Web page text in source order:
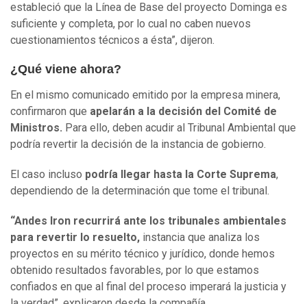
estableció que la Línea de Base del proyecto Dominga es
suficiente y completa, por lo cual no caben nuevos
cuestionamientos técnicos a ésta”, dijeron.
¿Qué viene ahora?
En el mismo comunicado emitido por la empresa minera,
confirmaron que apelarán a la decisión del Comité de
Ministros. Para ello, deben acudir al Tribunal Ambiental que
podría revertir la decisión de la instancia de gobierno.
El caso incluso podría llegar hasta la Corte Suprema,
dependiendo de la determinación que tome el tribunal.
“Andes Iron recurrirá ante los tribunales ambientales
para revertir lo resuelto, instancia que analiza los
proyectos en su mérito técnico y jurídico, donde hemos
obtenido resultados favorables, por lo que estamos
confiados en que al final del proceso imperará la justicia y